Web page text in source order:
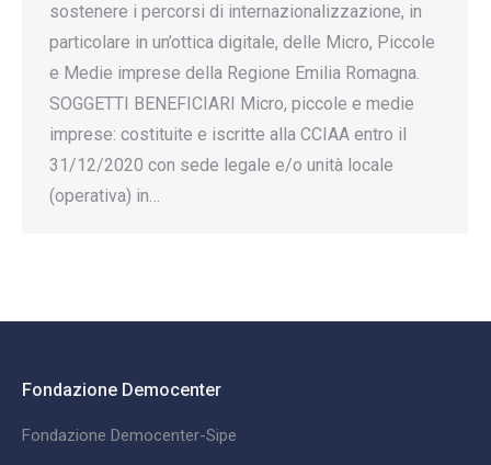
sostenere i percorsi di internazionalizzazione, in
particolare in un’ottica digitale, delle Micro, Piccole
e Medie imprese della Regione Emilia Romagna.
SOGGETTI BENEFICIARI Micro, piccole e medie
imprese: costituite e iscritte alla CCIAA entro il
31/12/2020 con sede legale e/o unità locale
(operativa) in…
Fondazione Democenter
Fondazione Democenter-Sipe